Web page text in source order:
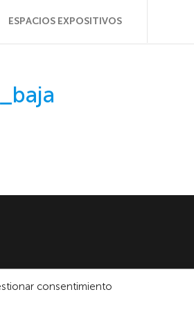
consentimiento
ESPACIOS EXPOSITIVOS